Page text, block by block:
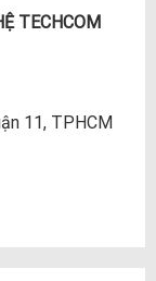
TECHCOM
11, TPHCM